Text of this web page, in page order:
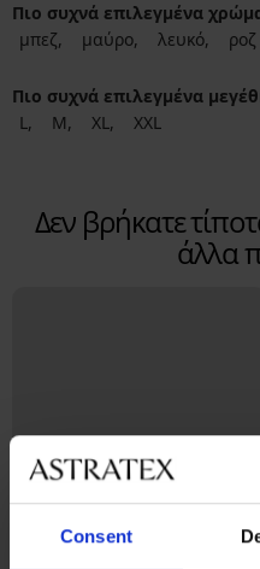
Consent
Πιο συχνά επιλεγμένα
μπεζ
μαύρο λευκό ροζ
Πιο συχνά επιλεγμένα
L
M XL XXL
Δεν βρήκατε
άλλα